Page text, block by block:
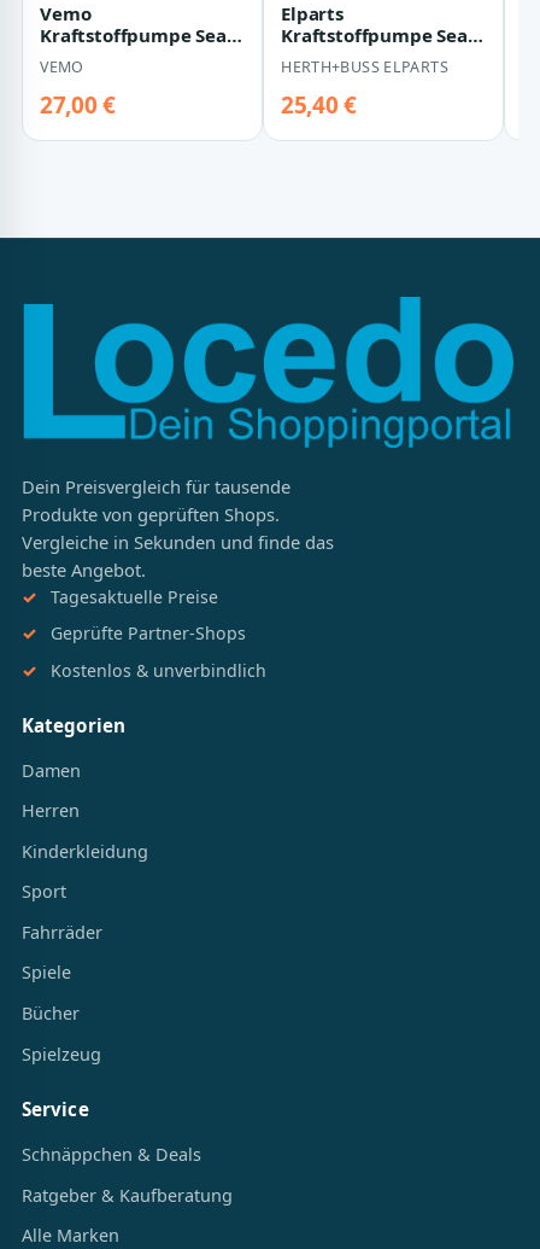
Vemo
Kraftstoffpumpe Seat
Skoda VW V10-09-0807
VEMO
27,00 €
Elparts
Kraftstoffpumpe Seat
VW 65453021
HERTH+BUSS ELPARTS
25,40 €
Dein Preisvergleich für tausende
Produkte von geprüften Shops.
Vergleiche in Sekunden und finde das
beste Angebot.
Tagesaktuelle Preise
Geprüfte Partner-Shops
Kostenlos & unverbindlich
Kategorien
Damen
Herren
Kinderkleidung
Sport
Fahrräder
Spiele
Bücher
Spielzeug
Service
Schnäppchen & Deals
Ratgeber & Kaufberatung
Alle Marken